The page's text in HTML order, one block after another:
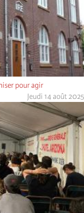
pour agir
Jeudi 14 août 2025